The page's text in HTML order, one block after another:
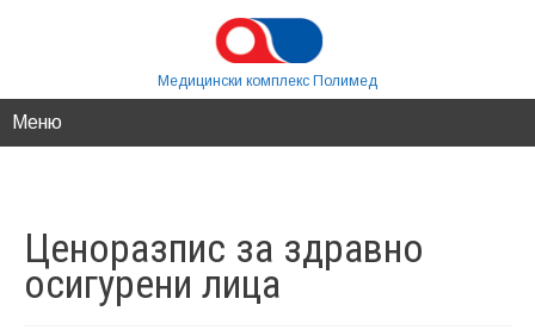
Медицински комплекс Полимед
Меню
Ценоразпис за здравно
осигурени лица